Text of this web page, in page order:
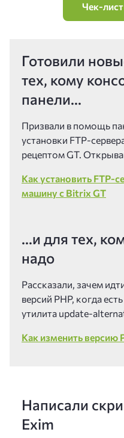
Чек-
Готовили
тех, кому
панели...
Призвали в помощь
установки FTP-
рецептом GT.
Как установить FTP-
машину с Bitrix GT
...и для тех,
надо
Рассказали, зачем
версий PHP, когда
утилита update-
Как изменить версию
Написали
Exim